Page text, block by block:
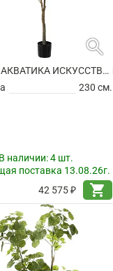
search
ПАХИРА АКВАТИКА ИСКУССТВЕННАЯ
230 см.
наличии:4 шт.
поставка 13.08.26г.
42 575 ₽
shopping_cart